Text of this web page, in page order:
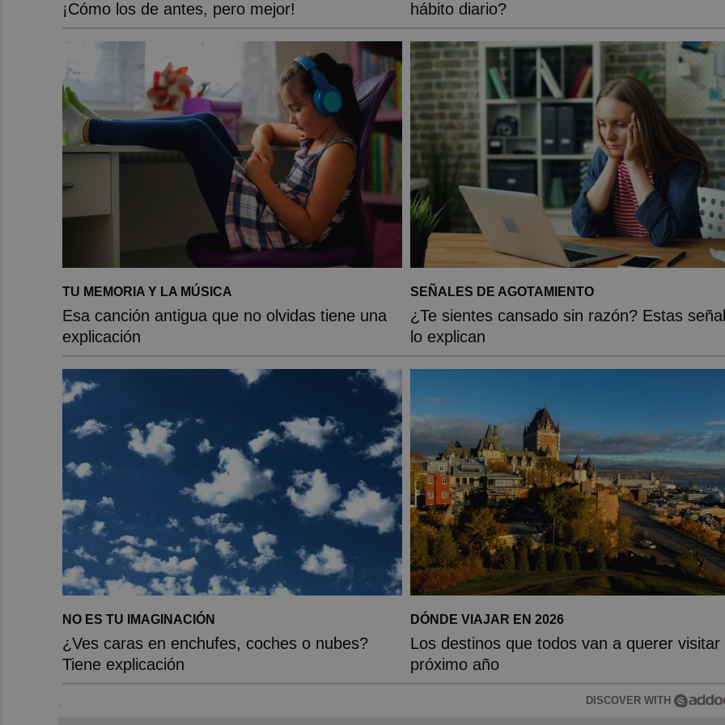
¡Cómo los de antes, pero mejor! hábito diario?
TU MEMORIA Y LA MÚSICA
Esa canción antigua que no olvidas tiene una
explicación
SEÑALES DE AGOTAMIENTO
¿Te sientes cansado sin razón? Estas
lo explican
NO ES TU IMAGINACIÓN
¿Ves caras en enchufes, coches o nubes?
Tiene explicación
DÓNDE VIAJAR EN 2026
Los destinos que todos van a querer visitar
próximo año
DISCOVER WITH